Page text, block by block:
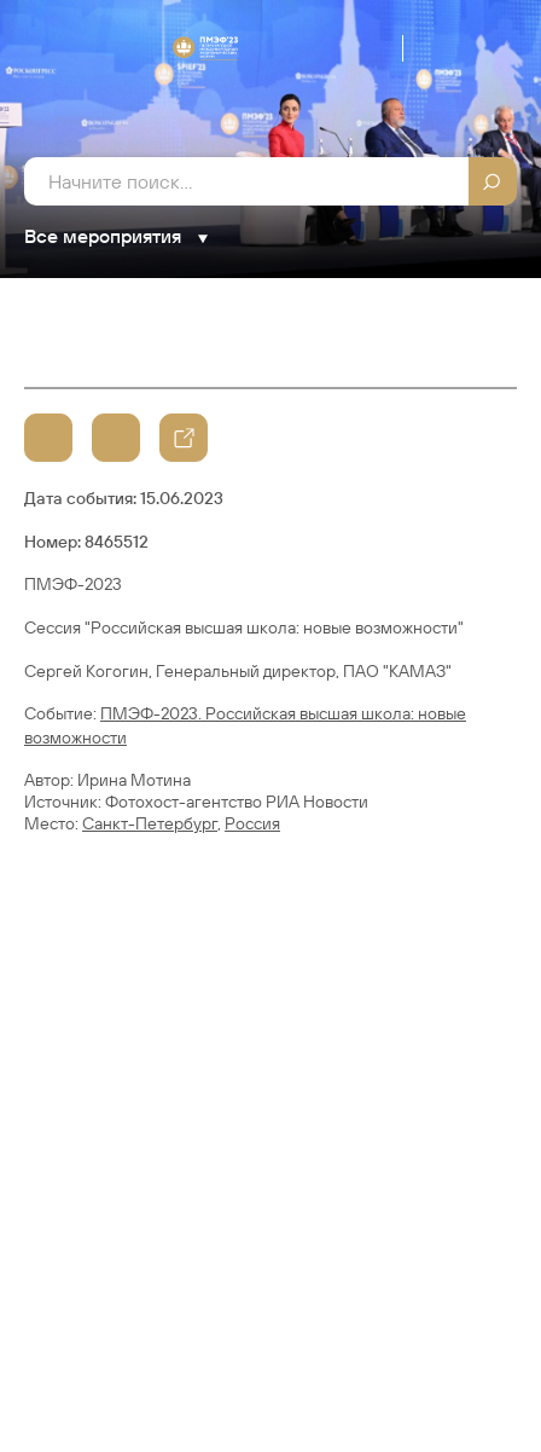
Все мероприятия
Дата события:15.06.2023
Номер: 8465512
ПМЭФ-2023
Сессия "Российская высшая школа: новые возможности"
Сергей Когогин, Генеральный директор, ПАО "КАМАЗ"
Cобытие: ПМЭФ-2023. Российская высшая школа: новые
возможности
Автор: Ирина Мотина
Источник: Фотохост-агентство РИА Новости
Место: Санкт-Петербург, Россия